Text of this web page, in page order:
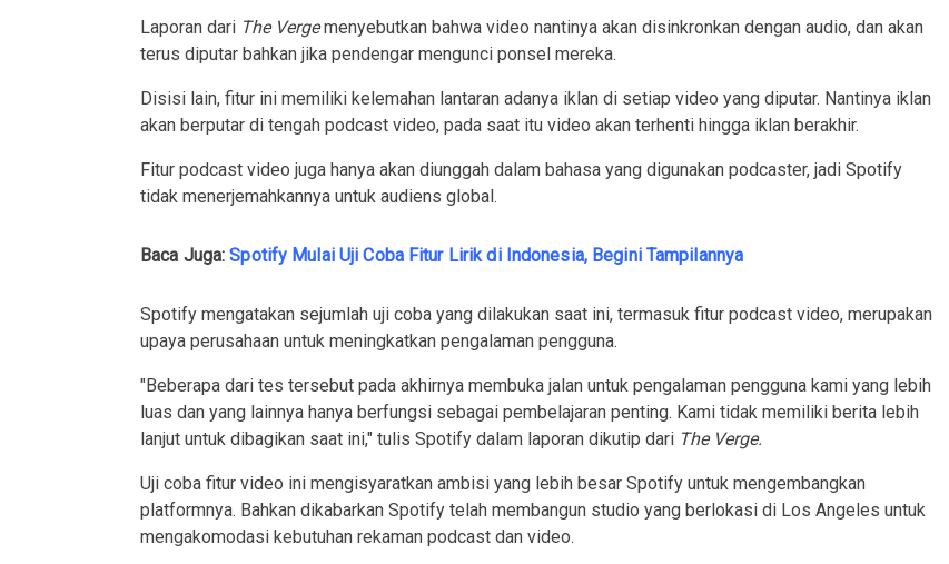
Laporan dari The Vergemenyebutkan bahwa video nantinya akan disinkronkan dengan audio, dan akan
terus diputar bahkan jika pendengar mengunci ponsel mereka.
Disisi lain, fitur ini memiliki kelemahan lantaran adanya iklan di setiap video yang diputar. Nantinya iklan
akan berputar di tengah podcast video, pada saat itu video akan terhenti hingga iklan berakhir.
Fitur podcast video juga hanya akan diunggah dalam bahasa yang digunakan podcaster, jadi Spotify
tidak menerjemahkannya untuk audiens global.
Baca Juga: Spotify Mulai Uji Coba Fitur Lirik di Indonesia, Begini Tampilannya
Spotify mengatakan sejumlah uji coba yang dilakukan saat ini, termasuk fitur podcast video, merupakan
upaya perusahaan untuk meningkatkan pengalaman pengguna.
"Beberapa dari tes tersebut pada akhirnya membuka jalan untuk pengalaman pengguna kami yang lebih
luas dan yang lainnya hanya berfungsi sebagai pembelajaran penting. Kami tidak memiliki berita lebih
lanjut untuk dibagikan saat ini," tulis Spotify dalam laporan dikutip dari The Verge.
Uji coba fitur video ini mengisyaratkan ambisi yang lebih besar Spotify untuk mengembangkan
platformnya. Bahkan dikabarkan Spotify telah membangun studio yang berlokasi di Los Angeles untuk
mengakomodasi kebutuhan rekaman podcast dan video.